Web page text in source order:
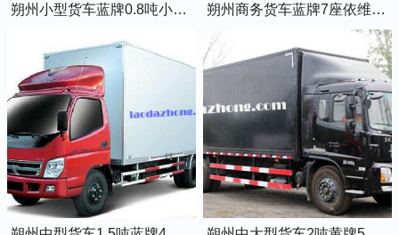
朔州小型货车蓝牌0.8吨小卡车 朔州商务货车蓝牌7座依维柯全顺车